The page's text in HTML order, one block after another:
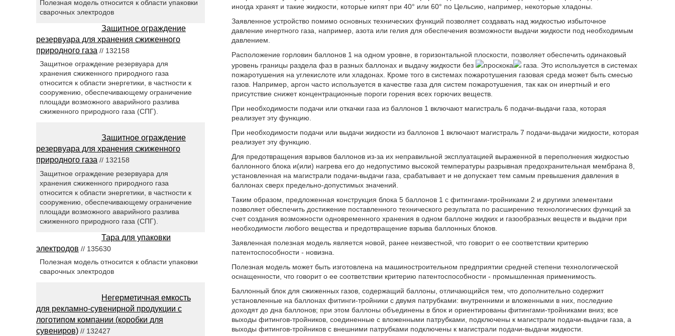
иногда хранят и такие жидкости, которые кипят при 40° или 60° по Цельсию, например, некоторые хладоны.
Заявленное устройство помимо основных технических функций позволяет создавать над жидкостью избыточное
давление инертного газа, например, азота или гелия для обеспечения возможности выдачи жидкости под необходимым
давлением.
Расположение горловин баллонов 1 на одном уровне, в горизонтальной плоскости, позволяет обеспечить одинаковый
уровень границы раздела фаз в разных баллонах и выдачу жидкости без
проскока
газа. Это используется в системах
пожаротушения на углекислоте или хладонах. Кроме того в системах пожаротушения газовая среда может быть смесью
газов. Например, аргон часто используется в качестве газа для систем пожаротушения, так как он инертный и его
присутствие снижет концентрационные пороги горения всех горючих веществ.
При необходимости подачи или откачки газа из баллонов 1 включают магистраль 6 подачи-выдачи газа, которая
реализует эту функцию.
При необходимости подачи или выдачи жидкости из баллонов 1 включают магистраль 7 подачи-выдачи жидкости, которая
реализует эту функцию.
Для предотвращения взрывов баллонов из-за их неправильной эксплуатацией выраженной в переполнения жидкостью
баллонного блока и(или) нагрева его до недопустимо высокой температуры разрывная предохранительная мембрана 8,
установленная на магистрали подачи-выдачи газа, срабатывает и не допускает тем самым превышения давления в
баллонах сверх предельно-допустимых значений.
Таким образом, предложенная конструкция блока 5 баллонов 1 с фитингами-тройниками 2 и другими элементами
позволяет обеспечить достижение поставленного технического результата по расширению технологических функций за
счет создания возможности одновременного хранения в одном баллоне жидких и газообразных веществ и выдачи при
необходимости любого вещества и предотвращение взрыва баллонных блоков.
Заявленная полезная модель является новой, ранее неизвестной, что говорит о ее соответствии критерию
патентоспособности - новизна.
Полезная модель может быть изготовлена на машиностроительном предприятии средней степени технологической
оснащенности, что говорит о ее соответствии критерию патентоспособности - промышленная применимость.
Баллонный блок для сжиженных газов, содержащий баллоны, отличающийся тем, что дополнительно содержит
установленные на баллонах фитинги-тройники с двумя патрубками: внутренними и вложенными в них, последние
доходят до дна баллонов; при этом баллоны объединены в блок и ориентированы фитингами-тройниками вниз; все
выходы фитингов-тройников, соединенные с вложенными патрубками, подключены к магистрали подачи-выдачи газа, а
выходы фитингов-тройников с внешними патрубками подключены к магистрали подачи-выдачи жидкости.
Полезная модель относится к области упаковки
сварочных электродов
Защитное ограждение
резервуара для хранения сжиженного
природного газа // 132158
Защитное ограждение резервуара для
хранения сжиженного природного газа
относится к области энергетики, в частности к
сооружению, обеспечивающему ограничение
площади возможного аварийного разлива
сжиженного природного газа (СПГ).
Защитное ограждение
резервуара для хранения сжиженного
природного газа // 132158
Защитное ограждение резервуара для
хранения сжиженного природного газа
относится к области энергетики, в частности к
сооружению, обеспечивающему ограничение
площади возможного аварийного разлива
сжиженного природного газа (СПГ).
Тара для упаковки
электродов // 135630
Полезная модель относится к области упаковки
сварочных электродов
Негерметичная емкость
для рекламно-сувенирной продукции с
логотипом компании (коробки для
сувениров) // 132427